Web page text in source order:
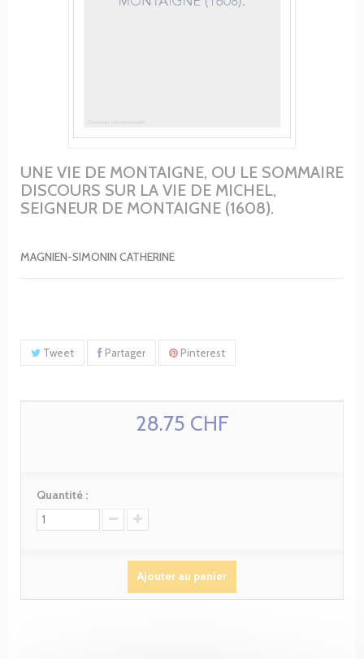
UNE VIE DE MONTAIGNE, OU LE SOMMAIRE
DISCOURS SUR LA VIE DE MICHEL,
SEIGNEUR DE MONTAIGNE (1608).
MAGNIEN-SIMONIN CATHERINE
Tweet Partager Pinterest
28.75 CHF
Quantité :
Ajouter au panier